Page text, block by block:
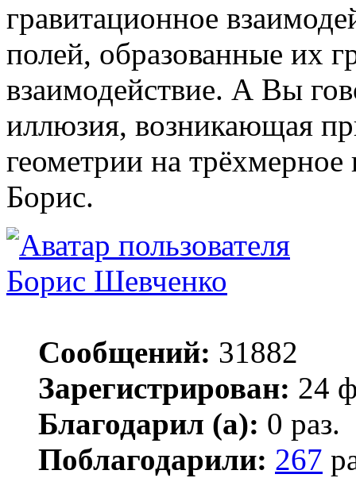
гравитационное
полей, образованные их
взаимодействие. А Вы
иллюзия, возникающая
геометрии на
Борис.
Борис Шевченко
Сообщений: 31882
Зарегистрирован: 24
Благодарил (а): 0 раз.
Поблагодарили: 267